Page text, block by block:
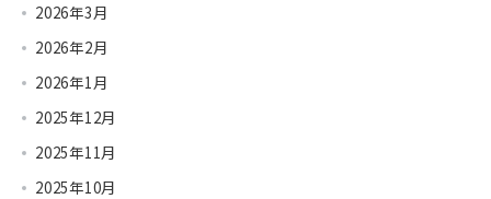
2026年3月
2026年2月
2026年1月
2025年12月
2025年11月
2025年10月